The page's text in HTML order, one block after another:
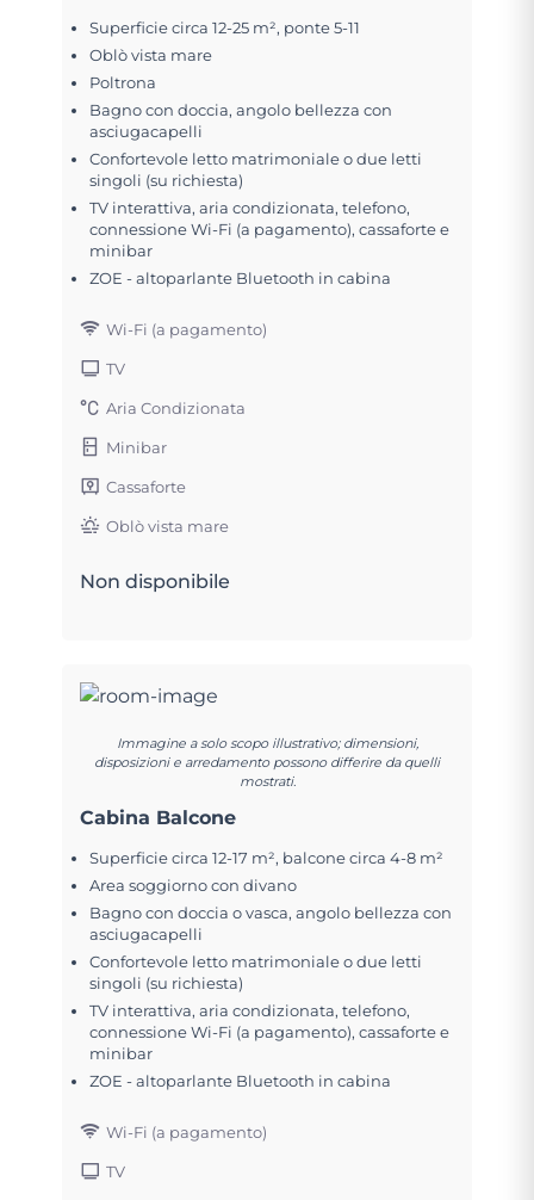
Superficie circa 12-25 m², ponte 5-11
Oblò vista mare
Poltrona
Bagno con doccia, angolo bellezza con
asciugacapelli
Confortevole letto matrimoniale o due letti
singoli (su richiesta)
TV interattiva, aria condizionata, telefono,
connessione Wi-Fi (a pagamento), cassaforte e
minibar
ZOE - altoparlante Bluetooth in cabina
Wi-Fi (a pagamento)
TV
Aria Condizionata
Minibar
Cassaforte
Oblò vista mare
Non disponibile
Immagine a solo scopo illustrativo; dimensioni,
disposizioni e arredamento possono differire da quelli
mostrati.
Cabina Balcone
Superficie circa 12-17 m², balcone circa 4-8 m²
Area soggiorno con divano
Bagno con doccia o vasca, angolo bellezza con
asciugacapelli
Confortevole letto matrimoniale o due letti
singoli (su richiesta)
TV interattiva, aria condizionata, telefono,
connessione Wi-Fi (a pagamento), cassaforte e
minibar
ZOE - altoparlante Bluetooth in cabina
Wi-Fi (a pagamento)
TV